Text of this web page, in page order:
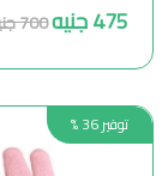
475 جنيه 700 جنيه
توفير 36 %